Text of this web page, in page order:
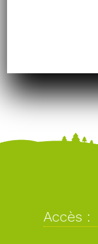
Accès :